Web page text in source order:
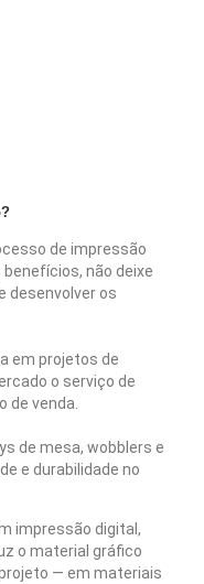
de impressão
não deixe
desenvolver os
em projetos de
o serviço de
de venda.
de mesa, wobblers e
e durabilidade no
impressão digital,
o material gráfico
— em materiais